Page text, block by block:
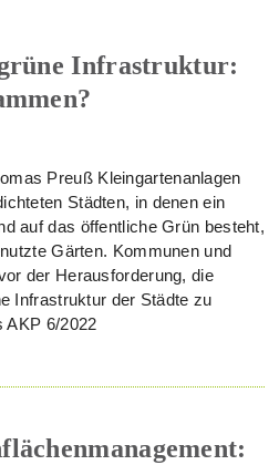
Infrastruktur:
Preuß Kleingartenanlagen
Städten, in denen ein
auf das öffentliche Grün besteht,
Gärten. Kommunen und
der Herausforderung, die
Infrastruktur der Städte zu
AKP 6/2022